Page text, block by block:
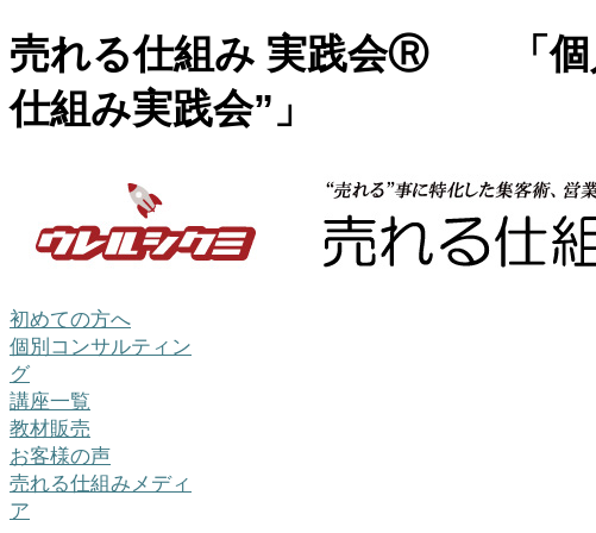
売れる仕組み 実践会Ⓡ 「個
仕組み実践会”」
初めての方へ
個別コンサルティン
グ
講座一覧
教材販売
お客様の声
売れる仕組みメディ
ア